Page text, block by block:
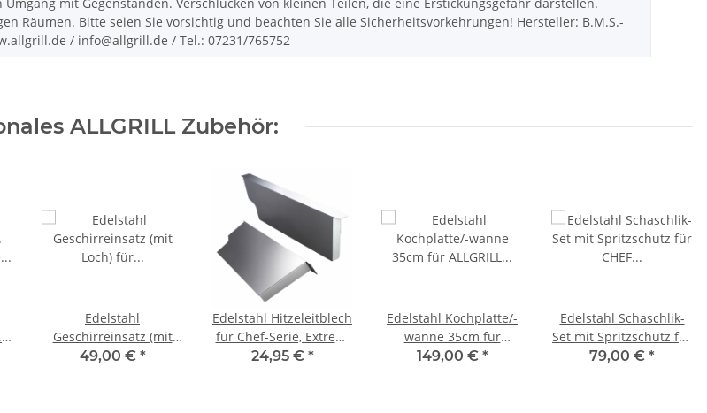
mit Gegenständen. Verschlucken von kleinen Teilen, die eine Erstickungsgefahr darstellen.
Räumen. Bitte seien Sie vorsichtig und beachten Sie alle Sicherheitsvorkehrungen! Hersteller: B.M.S.-
/ info@allgrill.de / Tel.: 07231/765752
ALLGRILL Zubehör:
Edelstahl
Geschirreinsatz (mit
Loch) für
49,00 € *
Edelstahl Hitzeleitblech
für Chef-Serie, Extrem,
Ultra u. Outdoorküche
24,95 € *
Edelstahl Kochplatte/-
wanne 35cm für
ALLGRILL Allrounder L,
149,00 € *
Edelstahl Schaschlik-
Set mit Spritzschutz für
CHEF S/M/L/XL u.
79,00 € *